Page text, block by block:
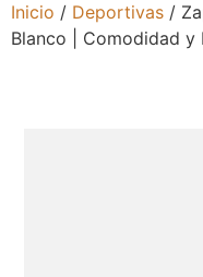
Inicio / Deportivas /
Blanco | Comodidad y